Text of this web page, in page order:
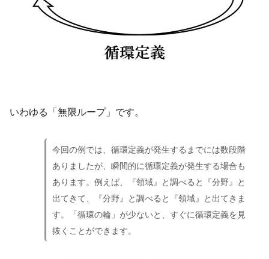
いわゆる「無限ループ」です。
今回の例では、循環定義が発生するまでには数段階
ありましたが、瞬間的に循環定義が発生する場合も
あります。例えば、『領域』と調べると『分野』と
出てきて、『分野』と調べると『領域』と出てきま
す。「循環の輪」が少ないと、すぐに循環定義を見
抜くことができます。